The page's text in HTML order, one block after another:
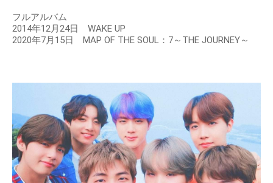
フルアルバム
2014年12月24日 WAKE UP
2020年7月15日 MAP OF THE SOUL：7～THE JOURNEY～